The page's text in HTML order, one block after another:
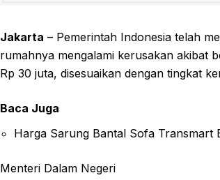
Jakarta – Pemerintah Indonesia telah
rumahnya mengalami kerusakan akibat
Rp 30 juta, disesuaikan dengan tingkat
Baca Juga
Harga Sarung Bantal Sofa Transmart
Menteri Dalam Negeri